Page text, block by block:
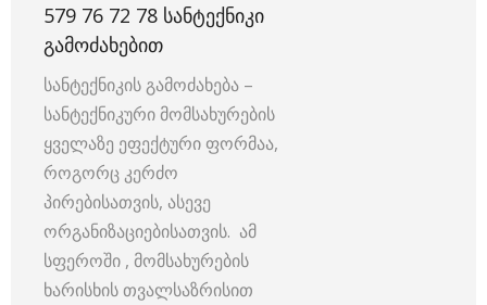
579 76 72 78 ᲡᲐᲜᲢᲔᲥᲜᲘᲙᲘ
ᲒᲐᲛᲝᲫᲐᲮᲔᲑᲘᲗ
სანტექნიკის გამოძახება –
სანტექნიკური მომსახურების
ყველაზე ეფექტური ფორმაა,
როგორც კერძო
პირებისათვის, ასევე
ორგანიზაციებისათვის. ამ
სფეროში , მომსახურების
ხარისხის თვალსაზრისით